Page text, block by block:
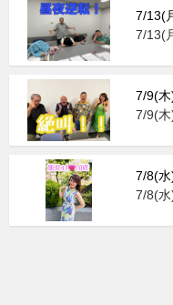
7/13(
7/13(
7/9(木
7/9(木
7/8(水
7/8(水